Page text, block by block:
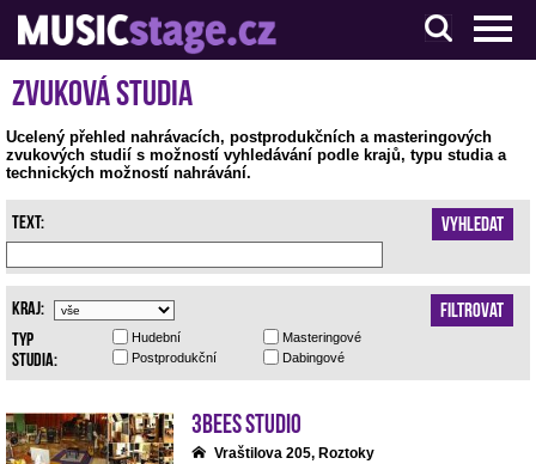
S muzikanty pro muzikanty
Zvuková studia
Ucelený přehled nahrávacích, postprodukčních a masteringových
zvukových studií s možností vyhledávání podle krajů, typu studia a
technických možností nahrávání.
Vyhledat
Text:
Filtrovat
Kraj:
Masteringové
Dabingové
Hudební
Postprodukční
Typ
studia:
3bees studio
Vraštilova 205, Roztoky